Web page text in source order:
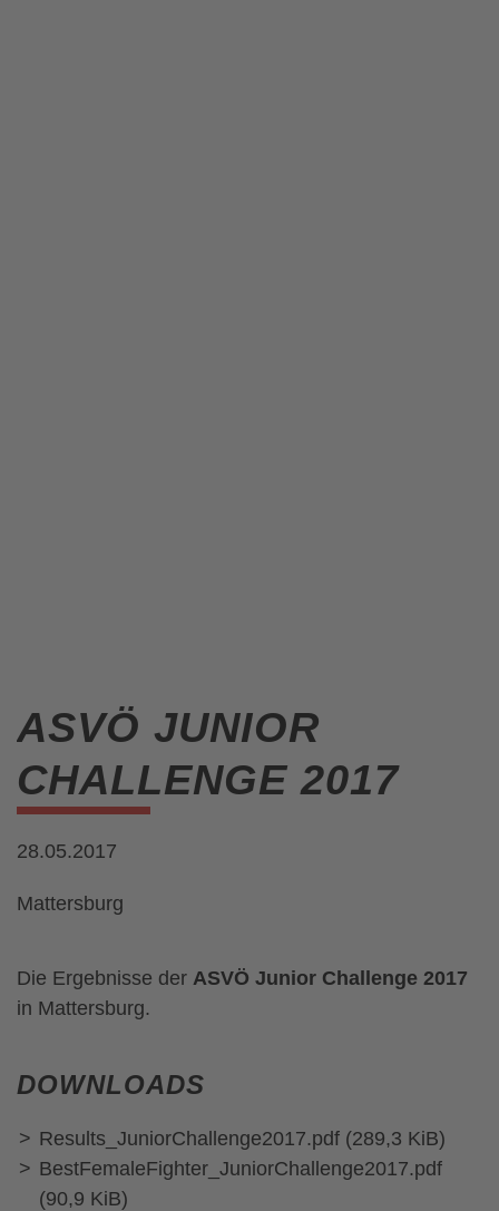
ASVÖ JUNIOR
CHALLENGE 2017
28.05.2017
Mattersburg
Die Ergebnisse der ASVÖ Junior Challenge 2017
in Mattersburg.
DOWNLOADS
Results_JuniorChallenge2017.pdf (289,3 KiB)
BestFemaleFighter_JuniorChallenge2017.pdf
(90,9 KiB)